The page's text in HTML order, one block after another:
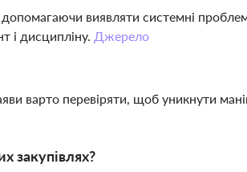
виявляти системні
і дисципліну. Джерело
варто перевіряти, щоб уникнути
закупівлях?